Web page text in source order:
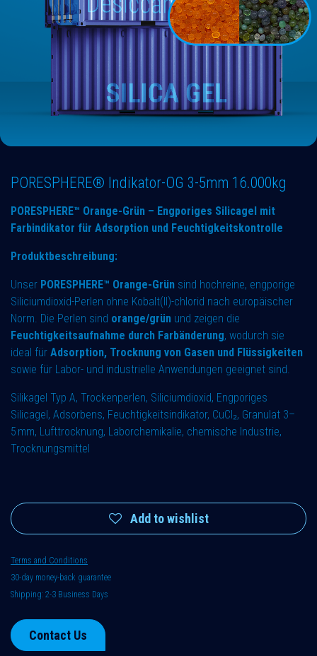
PORESPHERE® Indikator-OG 3-5mm 16.000kg
PORESPHERE™ Orange-Grün – Engporiges Silicagel mit
Farbindikator für Adsorption und Feuchtigkeitskontrolle
Produktbeschreibung:
Unser PORESPHERE™ Orange-Grün sind hochreine, engporige
Siliciumdioxid-Perlen ohne Kobalt(II)-chlorid nach europäischer
Norm. Die Perlen sind orange/grün und zeigen die
Feuchtigkeitsaufnahme durch Farbänderung, wodurch sie
ideal für Adsorption, Trocknung von Gasen und Flüssigkeiten
sowie für Labor- und industrielle Anwendungen geeignet sind.
Silikagel Typ A, Trockenperlen, Siliciumdioxid, Engporiges
Silicagel, Adsorbens, Feuchtigkeitsindikator, CuCl₂, Granulat 3–
5 mm, Lufttrocknung, Laborchemikalie, chemische Industrie,
Trocknungsmittel
Add to wishlist
Terms and Conditions
30-day money-back guarantee
Shipping: 2-3 Business Days
Contact Us